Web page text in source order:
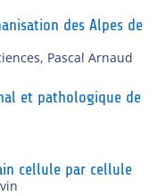
des Alpes de
, Pascal Arnaud
et pathologique de
cellule par cellule